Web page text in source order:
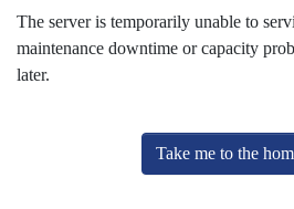
The server is temporarily unable to
maintenance downtime or capacity
later.
Take me to the